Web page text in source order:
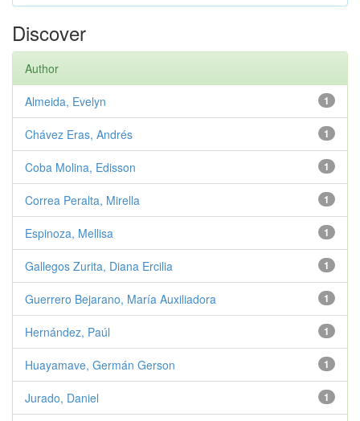
Discover
Author
1
Almeida, Evelyn
1
Chávez Eras, Andrés
1
Coba Molina, Edisson
1
Correa Peralta, Mirella
1
Espinoza, Mellisa
1
Gallegos Zurita, Diana Ercilia
1
Guerrero Bejarano, María Auxiliadora
1
Hernández, Paúl
1
Huayamave, Germán Gerson
1
Jurado, Daniel